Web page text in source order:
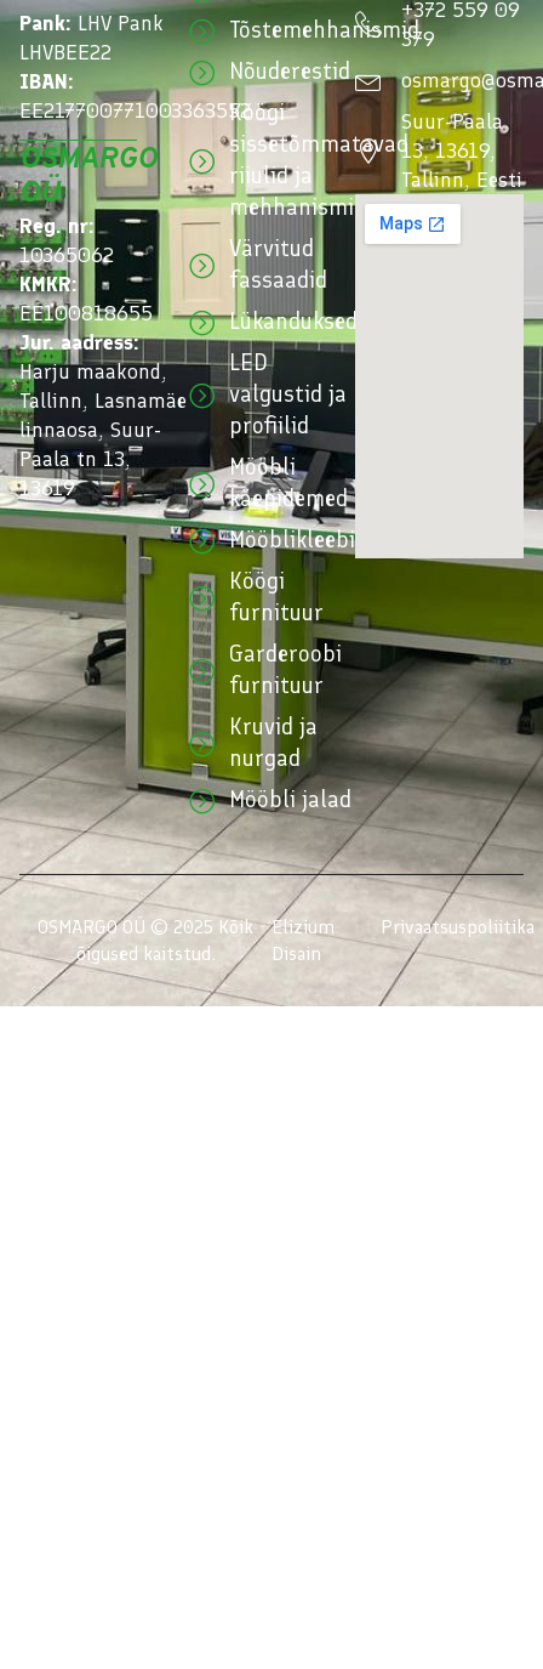
Pank:LHV Pank
LHVBEE22
IBAN:
EE217700771003363552
OSMARGO
OÜ
Reg. nr:
10365062
KMKR:
EE100818655
Jur. aadress:
Harju maakond,
Tallinn, Lasnamäe
linnaosa, Suur-
Paala tn 13,
13619
Tõstemehhanismid
Nõuderestid
Köögi
sissetõmmatavad
riiulid ja
mehhanismid
Värvitud
fassaadid
Lükanduksed/kupeeuksed
LED
valgustid ja
profiilid
Mööbli
käepidemed
Mööblikleebised
Köögi
furnituur
Garderoobi
furnituur
Kruvid ja
nurgad
Mööbli jalad
+372 559 09
379
Suur-Paala
13, 13619,
Tallinn, Eesti
OSMARGO OÜ © 2025 Kõik
õigused kaitstud.
Elizium
Disain
Privaatsuspoliitika